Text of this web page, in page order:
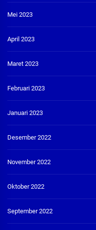
Mei 2023
April 2023
Maret 2023
Februari 2023
Januari 2023
Desember 2022
November 2022
Oktober 2022
September 2022